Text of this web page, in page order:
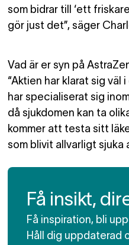
som bidrar till ‘ett
gör just det”, säger
Vad är er syn på
“Aktien har klarat sig
har specialiserat sig
då sjukdomen kan ta
kommer att testa sitt
som blivit allvarligt sjuka
Få insikt,
Få inspiration, bli
Håll dig uppdaterad